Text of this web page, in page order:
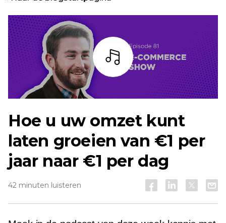
Hoe u uw omzet kunt
laten groeien van €1 per
jaar naar €1 per dag
42 minuten luisteren